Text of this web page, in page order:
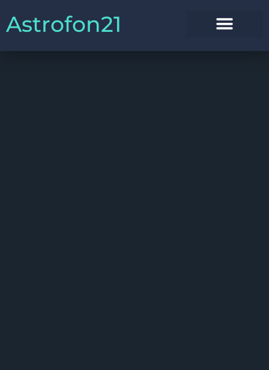
Astrofon21